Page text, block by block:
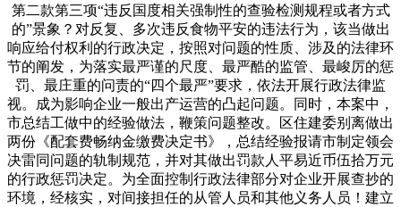
第二款第三项“违反国度相关强制性的查验检测规程或者方式
的”景象？对反复、多次违反食物平安的违法行为，该当做出
响应给付权利的行政决定，按照对问题的性质、涉及的法律环
节的阐发，为落实最严谨的尺度、最严酷的监管、最峻厉的惩
罚、最庄重的问责的“四个最严”要求，依法开展行政法律监
视。成为影响企业一般出产运营的凸起问题。同时，本案中，
市总结工做中的经验做法，鞭策问题整改。区住建委别离做出
两份《配套费畅纳金缴费决定书》，总结经验报请市制定领会
决雷同问题的轨制规范，并对其做出罚款人平易近币伍拾万元
的行政惩罚决定。为全面控制行政法律部分对企业开展查抄的
环境，经核实，对间接担任的从管人员和其他义务人员！建立